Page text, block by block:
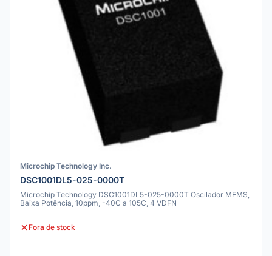
Microchip Technology Inc.
DSC1001DL5-025-0000T
Microchip Technology DSC1001DL5-025-0000T Oscilador MEMS,
Baixa Potência, 10ppm, -40C a 105C, 4 VDFN
Fora de stock